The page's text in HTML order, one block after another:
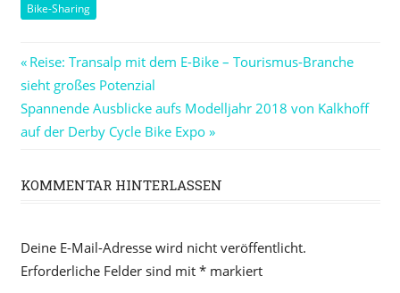
Bike-Sharing
Beitragsnavigation
Vorheriger
Beitrag:
Reise: Transalp mit dem E-Bike – Tourismus-Branche
sieht großes Potenzial
Nächster
Beitrag:
Spannende Ausblicke aufs Modelljahr 2018 von Kalkhoff
auf der Derby Cycle Bike Expo
KOMMENTAR HINTERLASSEN
Deine E-Mail-Adresse wird nicht veröffentlicht.
Erforderliche Felder sind mit *markiert